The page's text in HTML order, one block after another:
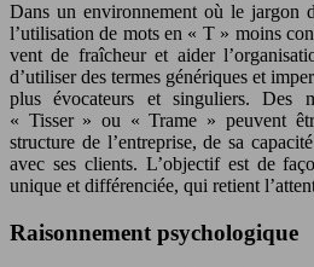
Dans un environnement où le jargon
l’utilisation de mots en « T » moins
vent de fraîcheur et aider
d’utiliser des termes génériques et
plus évocateurs et singuliers. Des
« Tisser » ou « Trame » peuvent
structure de l’entreprise, de sa
avec ses clients. L’objectif est de
unique et différenciée, qui retient
Raisonnement psychologique